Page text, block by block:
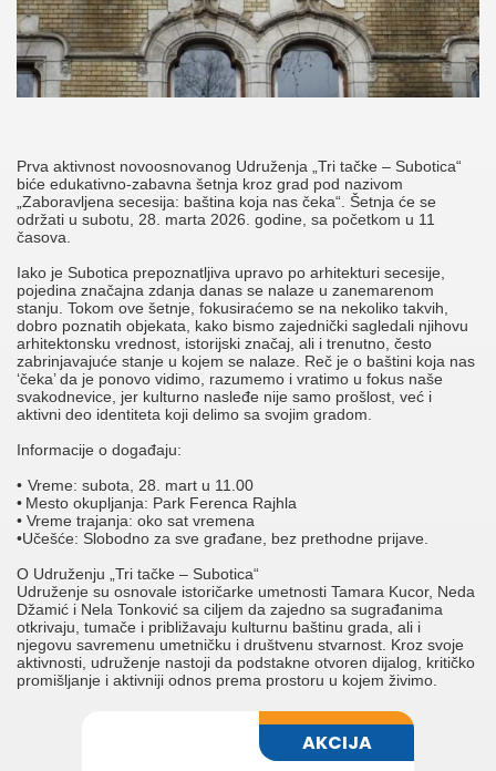
Prva aktivnost novoosnovanog Udruženja „Tri tačke – Subotica“
biće edukativno-zabavna šetnja kroz grad pod nazivom
„Zaboravljena secesija: baština koja nas čeka“. Šetnja će se
održati u subotu, 28. marta 2026. godine, sa početkom u 11
časova.
Iako je Subotica prepoznatljiva upravo po arhitekturi secesije,
pojedina značajna zdanja danas se nalaze u zanemarenom
stanju. Tokom ove šetnje, fokusiraćemo se na nekoliko takvih,
dobro poznatih objekata, kako bismo zajednički sagledali njihovu
arhitektonsku vrednost, istorijski značaj, ali i trenutno, često
zabrinjavajuće stanje u kojem se nalaze. Reč je o baštini koja nas
‘čeka’ da je ponovo vidimo, razumemo i vratimo u fokus naše
svakodnevice, jer kulturno nasleđe nije samo prošlost, već i
aktivni deo identiteta koji delimo sa svojim gradom.
Informacije o događaju:
• Vreme: subota, 28. mart u 11.00
• Mesto okupljanja: Park Ferenca Rajhla
• Vreme trajanja: oko sat vremena
•Učešće: Slobodno za sve građane, bez prethodne prijave.
O Udruženju „Tri tačke – Subotica“
Udruženje su osnovale istoričarke umetnosti Tamara Kucor, Neda
Džamić i Nela Tonković sa ciljem da zajedno sa sugrađanima
otkrivaju, tumače i približavaju kulturnu baštinu grada, ali i
njegovu savremenu umetničku i društvenu stvarnost. Kroz svoje
aktivnosti, udruženje nastoji da podstakne otvoren dijalog, kritičko
promišljanje i aktivniji odnos prema prostoru u kojem živimo.